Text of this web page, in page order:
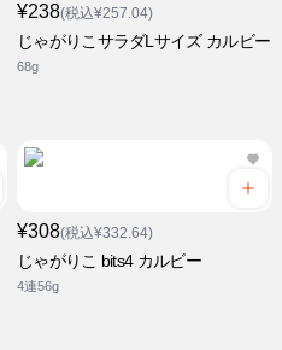
¥238(税込¥257.04)
じゃがりこサラダLサイズ カルビー
68g
¥308(税込¥332.64)
じゃがりこ bits4 カルビー
4連56g